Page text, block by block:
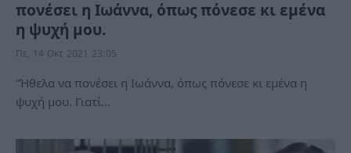
πονέσει η Ιωάννα, όπως πόνεσε κι εμένα
η ψυχή μου.
Πε, 14 Οκτ 2021 23:05
“Ήθελα να πονέσει η Ιωάννα, όπως πόνεσε κι εμένα η
ψυχή μου. Γιατί…